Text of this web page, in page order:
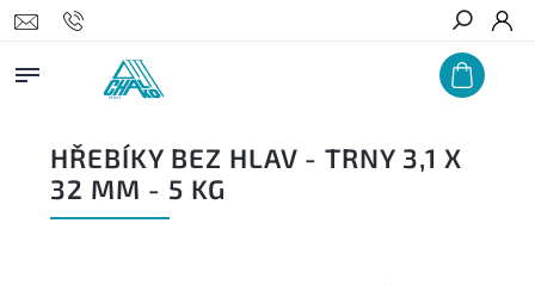
Hledat
HŘEBÍKY BEZ HLAV - TRNY 3,1 X
32 MM - 5 KG